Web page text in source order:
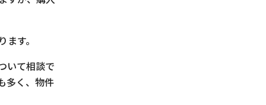
す。
いて相談で
多く、物件